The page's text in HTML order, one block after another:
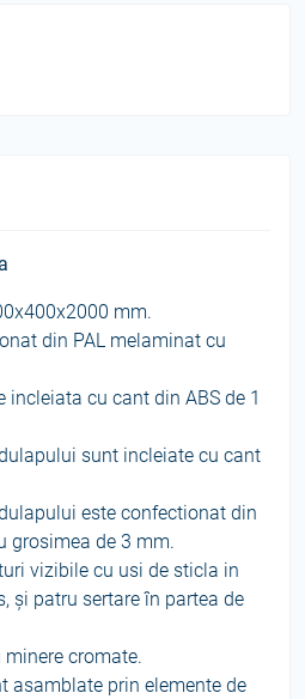
mm.
din PAL melaminat cu
incleiata cu cant din ABS de 1
sunt incleiate cu cant
este confectionat din
grosimea de 3 mm.
vizibile cu usi de sticla in
și patru sertare în partea de
cromate.
asamblate prin elemente de